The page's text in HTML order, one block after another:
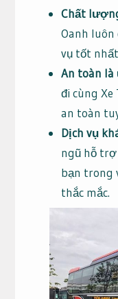
Chất
Oanh luôn
vụ tốt
An toàn là
đi cùng Xe
an toàn
Dịch vụ
ngũ hỗ trợ
bạn trong
thắc mắc.